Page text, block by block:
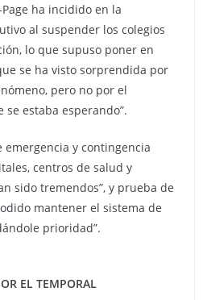
ha incidido en la
al suspender los colegios
lo que supuso poner en
se ha visto sorprendida por
pero no por el
estaba esperando”.
emergencia y contingencia
centros de salud y
sido tremendos”, y prueba de
mantener el sistema de
prioridad”.
EL TEMPORAL